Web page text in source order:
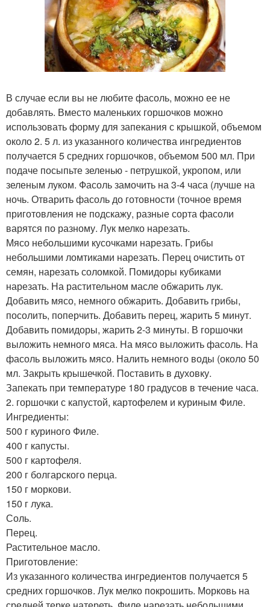
В случае если вы не любите фасоль, можно ее не
добавлять. Вместо маленьких горшочков можно
использовать форму для запекания с крышкой, объемом
около 2. 5 л. из указанного количества ингредиентов
получается 5 средних горшочков, объемом 500 мл. При
подаче посыпьте зеленью - петрушкой, укропом, или
зеленым луком. Фасоль замочить на 3-4 часа (лучше на
ночь. Отварить фасоль до готовности (точное время
приготовления не подскажу, разные сорта фасоли
варятся по разному. Лук мелко нарезать.
Мясо небольшими кусочками нарезать. Грибы
небольшими ломтиками нарезать. Перец очистить от
семян, нарезать соломкой. Помидоры кубиками
нарезать. На растительном масле обжарить лук.
Добавить мясо, немного обжарить. Добавить грибы,
посолить, поперчить. Добавить перец, жарить 5 минут.
Добавить помидоры, жарить 2-3 минуты. В горшочки
выложить немного мяса. На мясо выложить фасоль. На
фасоль выложить мясо. Налить немного воды (около 50
мл. Закрыть крышечкой. Поставить в духовку.
Запекать при температуре 180 градусов в течение часа.
2. горшочки с капустой, картофелем и куриным Филе.
Ингредиенты:
500 г куриного Филе.
400 г капусты.
500 г картофеля.
200 г болгарского перца.
150 г моркови.
150 г лука.
Соль.
Перец.
Растительное масло.
Приготовление:
Из указанного количества ингредиентов получается 5
средних горшочков. Лук мелко покрошить. Морковь на